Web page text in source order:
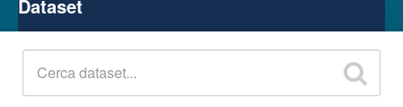
Gruppi
Dataset